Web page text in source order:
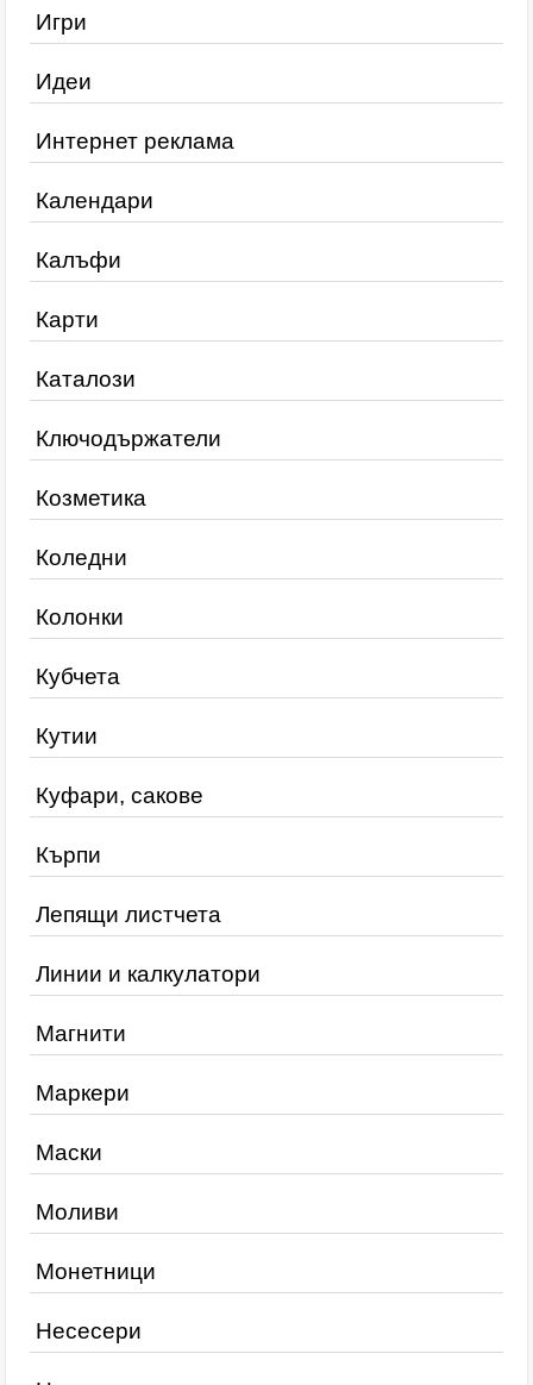
Игри
Идеи
Интернет реклама
Календари
Калъфи
Карти
Каталози
Ключодържатели
Козметика
Коледни
Колонки
Кубчета
Кутии
Куфари, сакове
Кърпи
Лепящи листчета
Линии и калкулатори
Магнити
Маркери
Маски
Моливи
Монетници
Несесери